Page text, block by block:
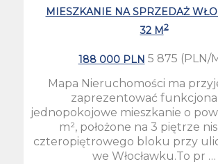
MIESZKANIE NA SPRZEDAŻ
32 M2
188 000 PLN 5 875 (PLN/
Mapa Nieruchomości ma
zaprezentować
jednopokojowe mieszkanie o
m², położone na 3 piętrze
czteropiętrowego bloku przy
we Włocławku.To pr …